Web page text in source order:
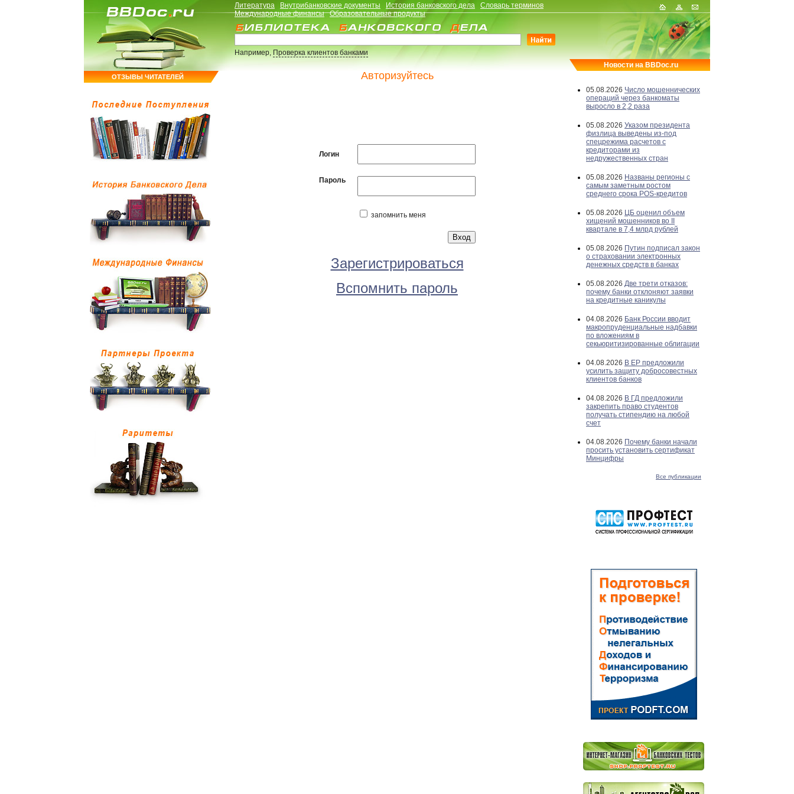
ОТЗЫВЫ ЧИТАТЕЛЕЙ
Литература Внутрибанковские документы История банковского дела
Словарь терминов
Международные финансы
Образовательные продукты
Например,Проверка клиентов банками
Авторизуйтесь
Логин
Пароль
запомнить меня
Зарегистрироваться
Вспомнить пароль
Новости на BBDoc.ru
05.08.2026 Число мошеннических
операций через банкоматы
выросло в 2,2 раза
05.08.2026 Указом президента
физлица выведены из-под
спецрежима расчетов с
кредиторами из
недружественных стран
05.08.2026 Названы регионы с
самым заметным ростом
среднего срока POS-кредитов
05.08.2026 ЦБ оценил объем
хищений мошенников во II
квартале в 7,4 млрд рублей
05.08.2026 Путин подписал закон
о страховании электронных
денежных средств в банках
05.08.2026 Две трети отказов:
почему банки отклоняют заявки
на кредитные каникулы
04.08.2026 Банк России вводит
макропруденциальные надбавки
по вложениям в
секьюритизированные облигации
04.08.2026 В ЕР предложили
усилить защиту добросовестных
клиентов банков
04.08.2026 В ГД предложили
закрепить право студентов
получать стипендию на любой
счет
04.08.2026 Почему банки начали
просить установить сертификат
Минцифры
Все публикации